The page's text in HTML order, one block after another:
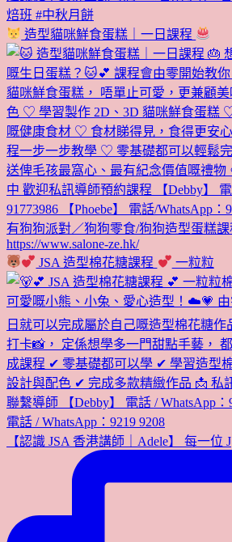
造型貓咪鮮食蛋糕｜一日課程
JSA 造型棉花糖課程 一粒粒
【認識 JSA 香港講師｜Adele】 每一位 J